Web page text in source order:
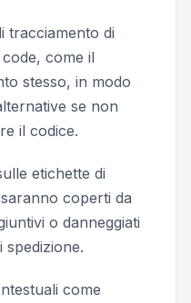
tracciamento di
come il
stesso, in modo
se non
il codice.
etichette di
coperti da
o danneggiati
come